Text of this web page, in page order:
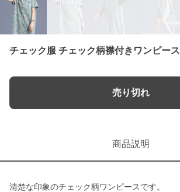
チェック服 チェック柄襟付きワンピース
売り切れ
商品説明
清楚な印象のチェック柄ワンピースです。